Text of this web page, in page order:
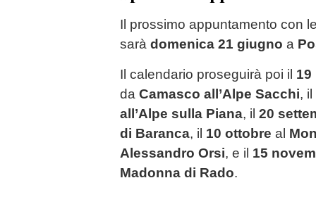
Il prossimo appuntamento con
sarà domenica 21 giugno a
Il calendario proseguirà poi il 19
da Camasco all’Alpe Sacchi, il
all’Alpe sulla Piana, il 20
di Baranca, il 10 ottobre al
Alessandro Orsi, e il 15
Madonna di Rado.